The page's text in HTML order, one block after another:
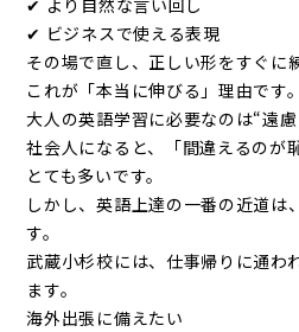
✔ ビジネスで使える表現
その場で直し、正しい形をすぐに
これが「本当に伸びる」理由です。
大人の英語学習に必要なのは“遠
社会人になると、「間違えるのが
とても多いです。
しかし、英語上達の一番の近道は
す。
武蔵小杉校には、仕事帰りに通わ
ます。
海外出張に備えたい